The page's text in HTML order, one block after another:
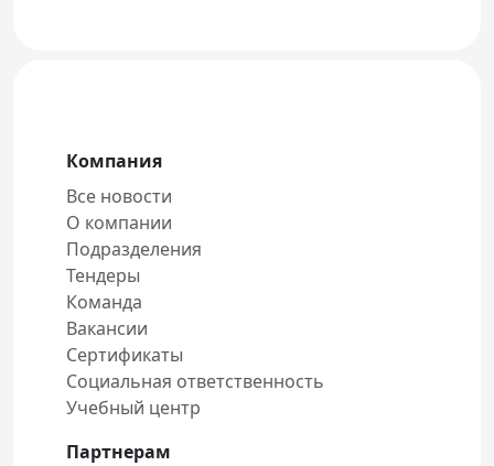
Компания
Все новости
О компании
Подразделения
Тендеры
Команда
Вакансии
Сертификаты
Социальная ответственность
Учебный центр
Партнерам